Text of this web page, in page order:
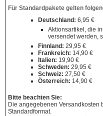
Für Standardpakete gelten
Deutschland: 6,95 €
Aktionsartikel, die
versendet werden,
Finnland: 29,95 €
Frankreich: 14,90 €
Italien: 19,90 €
Schweden: 29,95 €
Schweiz: 27,50 €
Österreich: 14,90 €
Bitte beachten Sie:
Die angegebenen
Standardformat.